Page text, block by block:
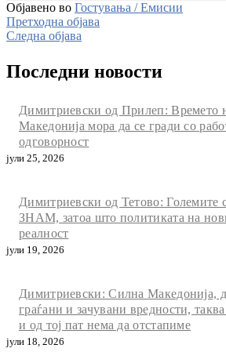
Објавено во Гостувања / Емисии
Претходна објава
Следна објава
Последни новости
Димитриевски од Прилеп: Времето
Македонија мора да се гради со
одговорност
јули 25, 2026
Димитриевски од Тетово: Големите
ЗНАМ, затоа што политиката на
реалност
јули 19, 2026
Димитриевски: Силна Македонија,
граѓани и зачувани вредности,
и од тој пат нема да отстапиме
јули 18, 2026